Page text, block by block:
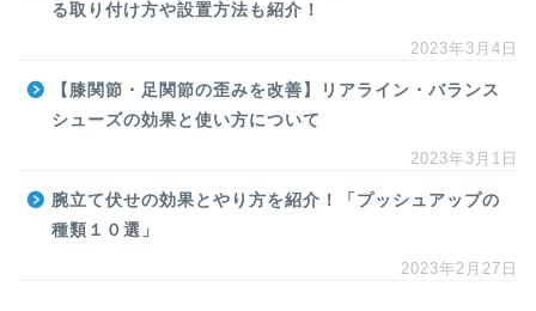
る取り付け方や設置方法も紹介！
2023年3月4日
【膝関節・足関節の歪みを改善】リアライン・バランス
シューズの効果と使い方について
2023年3月1日
腕立て伏せの効果とやり方を紹介！「プッシュアップの
種類１０選」
2023年2月27日